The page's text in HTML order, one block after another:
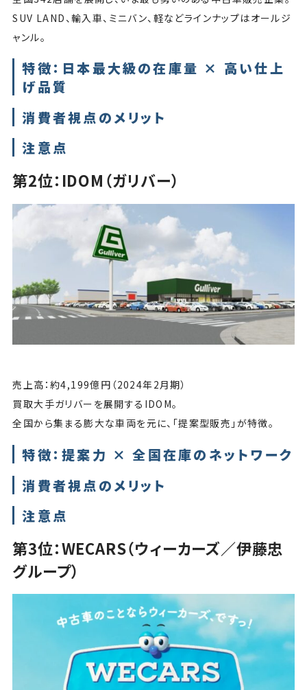
SUV LAND、輸入車、ミニバン、軽などラインナップはオールジ
ャンル。
特徴：日本最大級の在庫量 × 高い仕上
げ品質
消費者視点のメリット
注意点
第2位：IDOM（ガリバー）
売上高：約4,199億円（2024年2月期）
買取大手ガリバーを展開するIDOM。
全国から集まる膨大な車両を元に、「提案型販売」が特徴。
特徴：提案力 × 全国在庫のネットワーク
消費者視点のメリット
注意点
第3位：WECARS（ウィーカーズ／伊藤忠
グループ）